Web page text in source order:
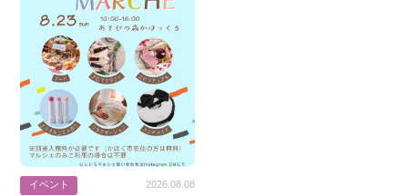
イベント 2026.08.08